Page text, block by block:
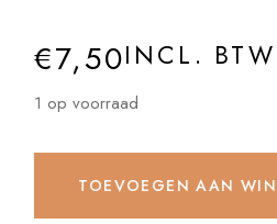
€7,50INCL. BTW
1 op voorraad
TOEVOEGEN AAN